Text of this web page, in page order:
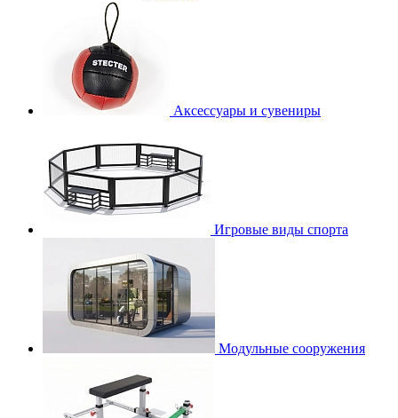
Аксессуары и сувениры
Игровые виды спорта
Модульные сооружения